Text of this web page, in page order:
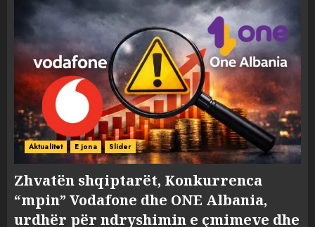
Aktualitet E jona Slider
Zhvatën shqiptarët, Konkurrenca
“mpin” Vodafone dhe ONE Albania,
urdhër për ndryshimin e çmimeve dhe